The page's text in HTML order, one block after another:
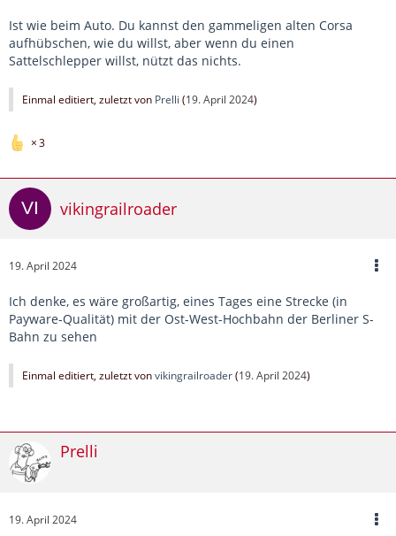
Ist wie beim Auto. Du kannst den gammeligen alten Corsa
aufhübschen, wie du willst, aber wenn du einen
Sattelschlepper willst, nützt das nichts.
Einmal editiert, zuletzt von Prelli (19. April 2024)
3
vikingrailroader
19. April 2024
Ich denke, es wäre großartig, eines Tages eine Strecke (in
Payware-Qualität) mit der Ost-West-Hochbahn der Berliner S-
Bahn zu sehen
Einmal editiert, zuletzt vonvikingrailroader(19. April 2024)
Prelli
19. April 2024